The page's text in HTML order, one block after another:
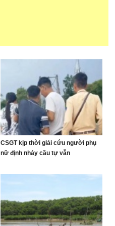
CSGT kịp thời giải cứu người phụ
nữ định nhảy cầu tự vẫn